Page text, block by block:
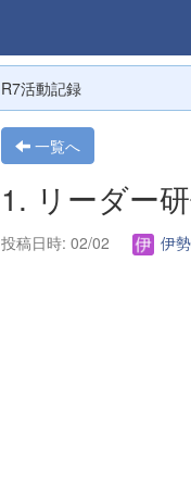
R7活動記録
一覧へ
1. リーダー
投稿日時: 02/02 伊